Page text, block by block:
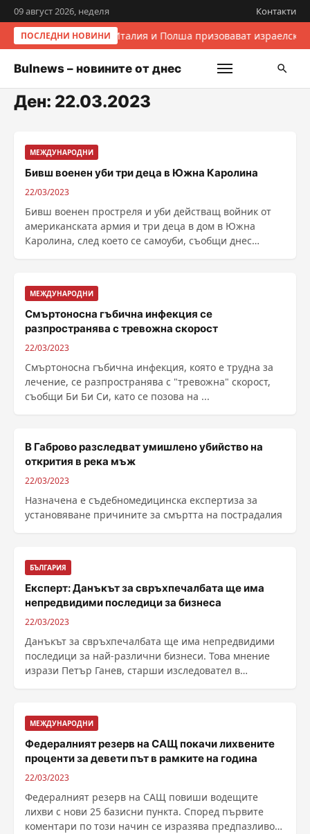
09 август 2026, неделя Контакти
ПОСЛЕДНИ НОВИНИ Италия и Полша призовават
Bulnews – новините от днес
Ден: 22.03.2023
МЕЖДУНАРОДНИ
Бивш военен уби три деца в Южна Каролина
22/03/2023
Бивш военен простреля и уби действащ войник от
американската армия и три деца в дом в Южна
Каролина, след което се самоуби, съобщи днес
МЕЖДУНАРОДНИ
Смъртоносна гъбична инфекция се
разпространява с тревожна скорост
22/03/2023
Смъртоносна гъбична инфекция, която е трудна за
лечение, се разпространява с "тревожна" скорост,
съобщи Би Би Си, като се позова на ...
В Габрово разследват умишлено убийство на
открития в река мъж
22/03/2023
Назначена е съдебномедицинска експертиза за
установяване причините за смъртта на пострадалия
БЪЛГАРИЯ
Експерт: Данъкът за свръхпечалбата ще има
непредвидими последици за бизнеса
22/03/2023
Данъкът за свръхпечалбата ще има непредвидими
последици за най-различни бизнеси. Това мнение
изрази Петър Ганев, старши изследовател в
МЕЖДУНАРОДНИ
Федералният резерв на САЩ покачи лихвените
проценти за девети път в рамките на година
22/03/2023
Федералният резерв на САЩ повиши водещите
лихви с нови 25 базисни пункта. Според първите
коментари по този начин се изразява предпазливост